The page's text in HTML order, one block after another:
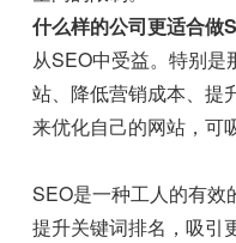
什么样的公司更适合做
从SEO中受益。特别是
站、降低营销成本、提
来优化自己的网站，可
SEO是一种工人的有效
提升关键词排名，吸引